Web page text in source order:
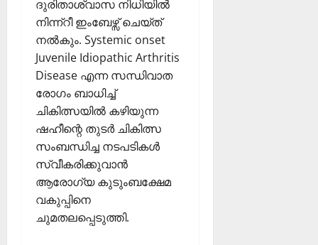
ദുരിതാശ്വാസ നിധിയില്‍
നിന്ന്റീ ഇംബേഴ്സ് ചെയ്ത്
നല്‍കും. Systemic onset
Juvenile Idiopathic Arthritis
Disease എന്ന സന്ധിവാത
രോഗം ബാധിച്ച്
ചികിത്സയില്‍ കഴിയുന്ന
ഷഹീന്റെ തുടര്‍ ചികിത്സ
സംബന്ധിച്ച നടപടികള്‍
സ്വീകരിക്കുവാന്‍
ആരോഗ്യ കുടുംബക്ഷേമ
വകുപ്പിനെ
ചുമതലപ്പെടുത്തി.